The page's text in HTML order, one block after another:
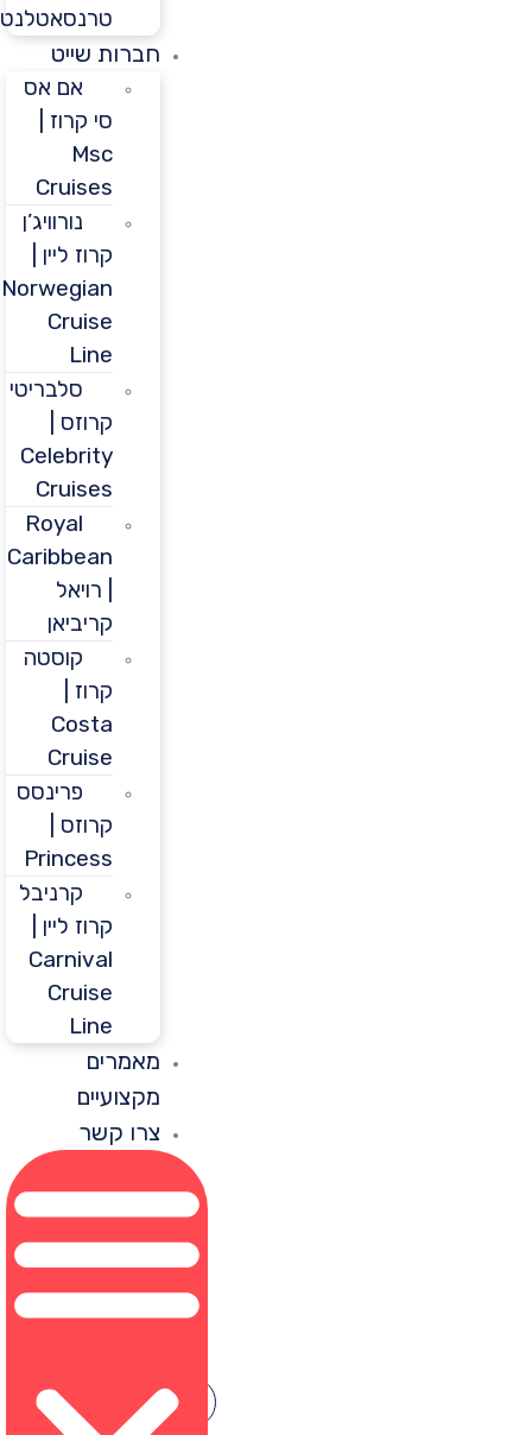
טרנסאטלנטיות
חברות שייט
אם אס
סי קרוז |
Cruises
נורוויג’ן
קרוז ליין |
Norwegian
Cruise
סלבריטי
קרוזס |
Celebrity
Cruises
Royal
Caribbean
קריביאן
קוסטה
Costa
Cruise
פרינסס
קרוזס |
Princess
קרניבל
קרוז ליין |
Carnival
Cruise
מאמרים
מקצועיים
צרו קשר